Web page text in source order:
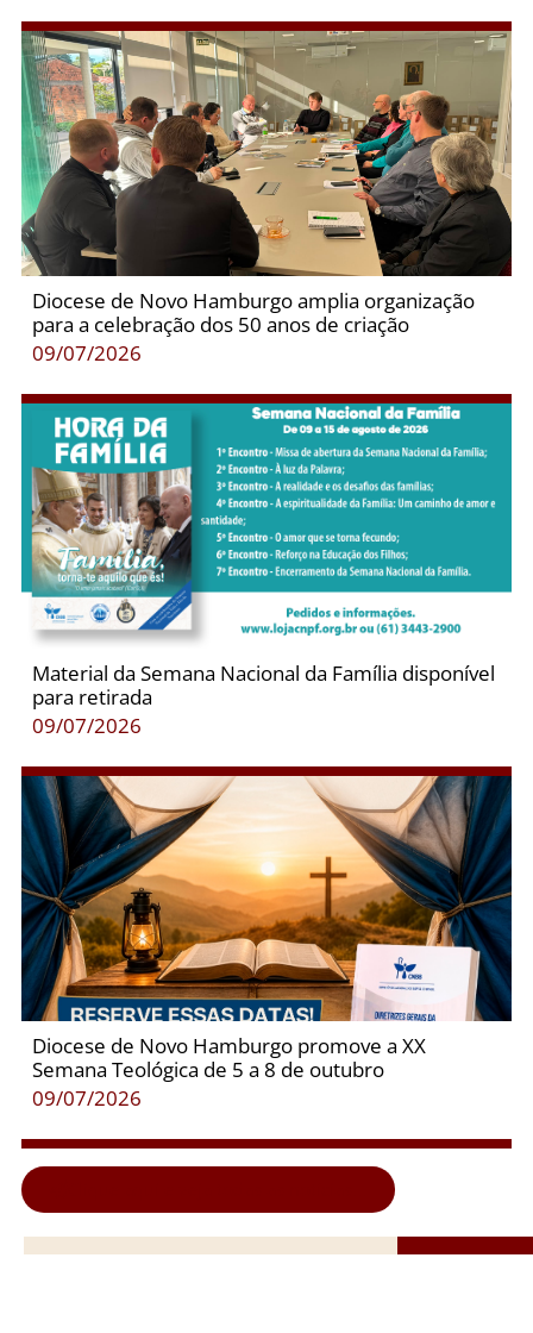
Diocese de Novo Hamburgo amplia organização
para a celebração dos 50 anos de criação
09/07/2026
Material da Semana Nacional da Família disponível
para retirada
09/07/2026
Diocese de Novo Hamburgo promove a XX
Semana Teológica de 5 a 8 de outubro
09/07/2026